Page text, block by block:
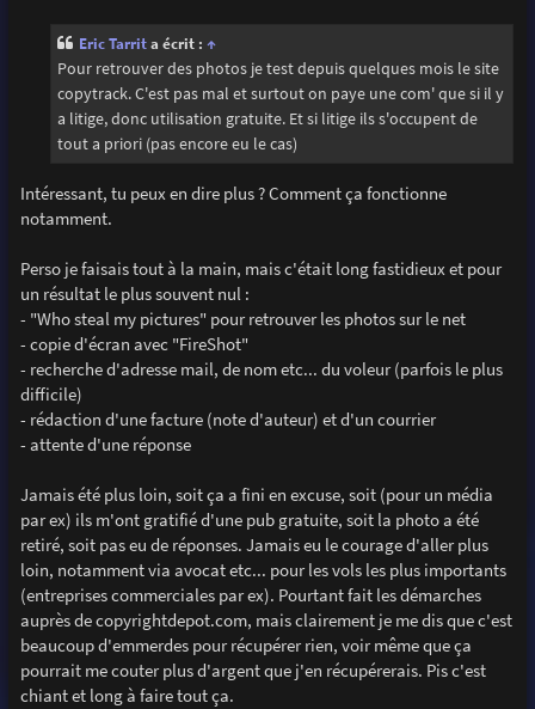
Eric Tarrita écrit : ↑
Pour retrouver des photos je test depuis quelques mois le site
copytrack. C'est pas mal et surtout on paye une com' que si il y
a litige, donc utilisation gratuite. Et si litige ils s'occupent de
tout a priori (pas encore eu le cas)
Intéressant, tu peux en dire plus ? Comment ça fonctionne
notamment.
Perso je faisais tout à la main, mais c'était long fastidieux et pour
un résultat le plus souvent nul :
- "Who steal my pictures" pour retrouver les photos sur le net
- copie d'écran avec "FireShot"
- recherche d'adresse mail, de nom etc... du voleur (parfois le plus
difficile)
- rédaction d'une facture (note d'auteur) et d'un courrier
- attente d'une réponse
Jamais été plus loin, soit ça a fini en excuse, soit (pour un média
par ex) ils m'ont gratifié d'une pub gratuite, soit la photo a été
retiré, soit pas eu de réponses. Jamais eu le courage d'aller plus
loin, notamment via avocat etc... pour les vols les plus importants
(entreprises commerciales par ex). Pourtant fait les démarches
auprès de copyrightdepot.com, mais clairement je me dis que c'est
beaucoup d'emmerdes pour récupérer rien, voir même que ça
pourrait me couter plus d'argent que j'en récupérerais. Pis c'est
chiant et long à faire tout ça.